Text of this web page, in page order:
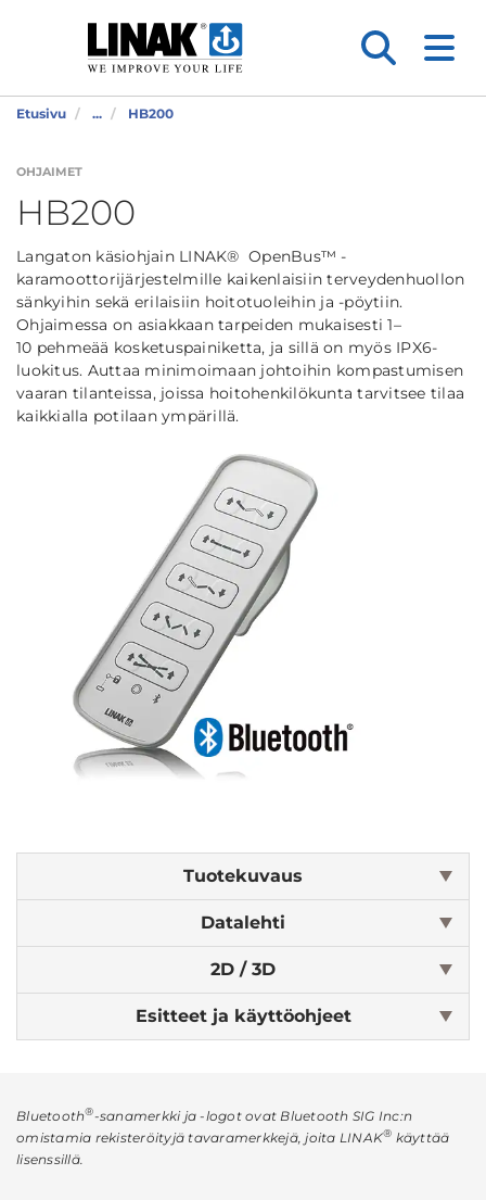
Etusivu ... HB200
OHJAIMET
HB200
Langaton käsiohjain LINAK® OpenBus™ -
karamoottorijärjestelmille kaikenlaisiin terveydenhuollon
sänkyihin sekä erilaisiin hoitotuoleihin ja -pöytiin.
Ohjaimessa on asiakkaan tarpeiden mukaisesti 1–
10 pehmeää kosketuspainiketta, ja sillä on myös IPX6-
luokitus. Auttaa minimoimaan johtoihin kompastumisen
vaaran tilanteissa, joissa hoitohenkilökunta tarvitsee tilaa
kaikkialla potilaan ympärillä.
Tuotekuvaus
Datalehti
2D / 3D
Esitteet ja käyttöohjeet
Bluetooth®-sanamerkki ja -logot ovat Bluetooth SIG Inc:n
omistamia rekisteröityjä tavaramerkkejä, joita LINAK® käyttää
lisenssillä.